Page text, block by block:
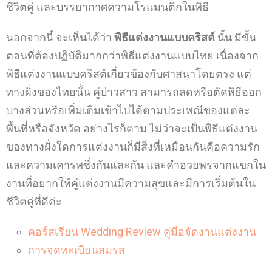
ชีวิตคู่ และบรรยากาศความโรแมนติกในพิธี
นอกจากนี้ จะเห็นได้ว่า พิธีแต่งงานแบบคริสต์ นั้น มีขั้น
ตอนที่ต้องปฏิบัติมากกว่าพิธีแต่งงานแบบไทย เนื่องจาก
พิธีแต่งงานแบบคริสต์เกี่ยวข้องกับศาสนาโดยตรง แต่
ทางฝั่งของไทยนั้น คู่บ่าวสาว สามารถลดหรือตัดพิธีออก
บางส่วนหรือเพิ่มเติมเข้าไปได้ตามประเพณีของแต่ละ
พื้นที่หรือจังหวัด อย่างไรก็ตาม ไม่ว่าจะเป็นพิธีแต่งงาน
ของทางฝั่งใดการแต่งงานก็มีสิ่งที่เหมือนกันคือความรัก
และความเคารพซึ่งกันและกัน และคำอวยพรจากแขกใน
งานที่อยากให้คู่แต่งงานมีความสุขและมีการเริ่มต้นใน
ชีวิตคู่ที่ดีค่ะ
คอร์สเรียน Wedding Review คู่มือจัดงานแต่งงาน
การจดทะเบียนสมรส